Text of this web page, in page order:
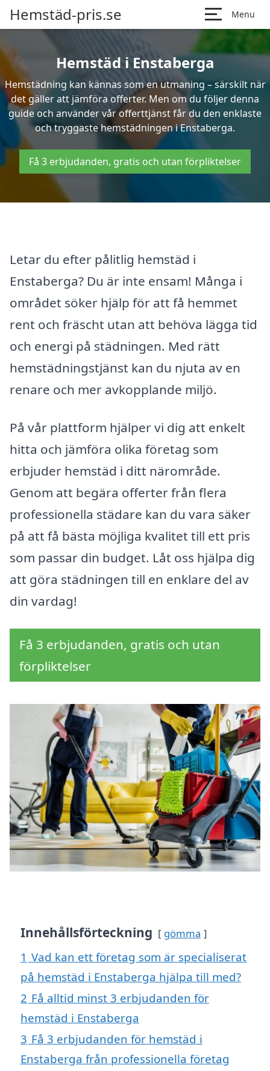
Hemstäd-pris.se Menu
Hemstäd i Enstaberga
Hemstädning kan kännas som en utmaning – särskilt när
det gäller att jämföra offerter. Men om du följer denna
guide och använder vår offerttjänst får du den enklaste
och tryggaste hemstädningen i Enstaberga.
Få 3 erbjudanden, gratis och utan förpliktelser
Letar du efter pålitlig hemstäd i
Enstaberga? Du är inte ensam! Många i
området söker hjälp för att få hemmet
rent och fräscht utan att behöva lägga tid
och energi på städningen. Med rätt
hemstädningstjänst kan du njuta av en
renare och mer avkopplande miljö.
På vår plattform hjälper vi dig att enkelt
hitta och jämföra olika företag som
erbjuder hemstäd i ditt närområde.
Genom att begära offerter från flera
professionella städare kan du vara säker
på att få bästa möjliga kvalitet till ett pris
som passar din budget. Låt oss hjälpa dig
att göra städningen till en enklare del av
din vardag!
Få 3 erbjudanden, gratis och utan
förpliktelser
Innehållsförteckning gömma
1 Vad kan ett företag som är specialiserat
på hemstäd i Enstaberga hjälpa till med?
2 Få alltid minst 3 erbjudanden för
hemstäd i Enstaberga
3 Få 3 erbjudanden för hemstäd i
Enstaberga från professionella företag